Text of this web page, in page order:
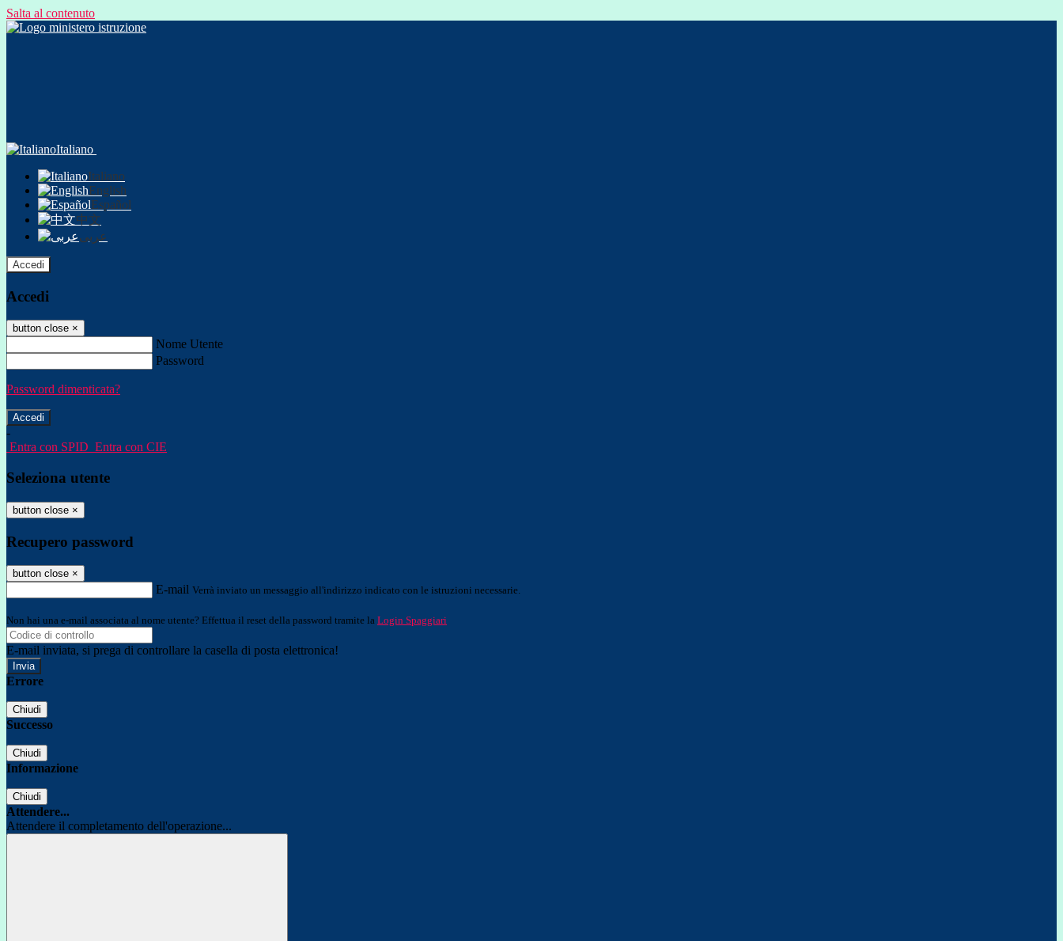
Salta al contenuto
Italiano
Italiano
English
Español
中文
عربى
Accedi
Accedi
button close ×
Nome Utente
Password
Password dimenticata?
-
Entra con SPID Entra con CIE
Seleziona utente
button close ×
Recupero password
button close ×
E-mail Verrà inviato un messaggio all'indirizzo indicato con le istruzioni necessarie.
Non hai una e-mail associata al nome utente? Effettua il reset della password tramite la Login Spaggiari
E-mail inviata, si prega di controllare la casella di posta elettronica!
Errore
Chiudi
Successo
Chiudi
Informazione
Chiudi
Attendere...
Attendere il completamento dell'operazione...